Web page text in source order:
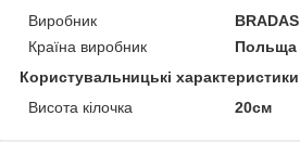
Виробник
BRADAS
Країна виробник
Польща
Користувальницькі характеристики
Висота кілочка
20см